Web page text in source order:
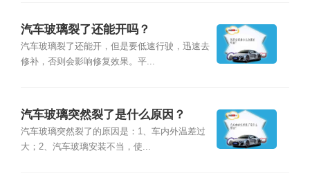
汽车玻璃裂了还能开吗？
汽车玻璃裂了还能开，但是要低速行驶，迅速去
修补，否则会影响修复效果。平...
汽车玻璃突然裂了是什么原因？
汽车玻璃突然裂了的原因是：1、车内外温差过
大；2、汽车玻璃安装不当，使...